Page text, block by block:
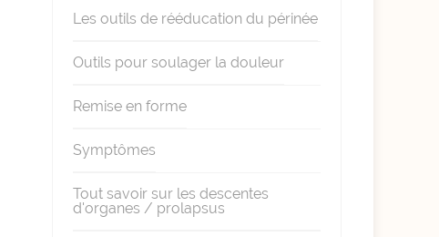
Les outils de rééducation du périnée
Outils pour soulager la douleur
Remise en forme
Symptômes
Tout savoir sur les descentes
d'organes / prolapsus